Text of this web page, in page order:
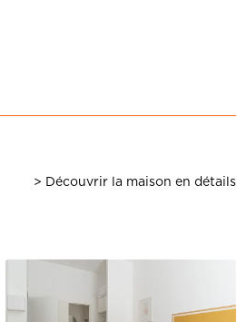
> Découvrir la maison en détails